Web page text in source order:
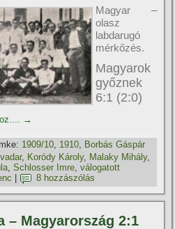
Magyar –
olasz
labdarugó
mérkőzés.
Magyarok
győznek
6:1 (2:0)
→
1909/10, 1910, Borbás Gáspár
, Koródy Károly, Malaky Mihály,
,Schlosser Imre ,válogatott
8 hozzászólás
– Magyarország 2:1